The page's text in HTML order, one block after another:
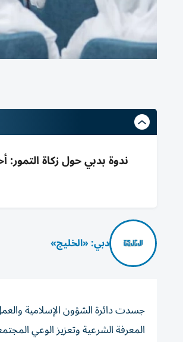
ندوة بدبي حول زكاة التمور:
دبي: «الخليج»
جسدت دائرة الشؤون الإسلامية
المعرفة الشرعية وتعزيز الوعي